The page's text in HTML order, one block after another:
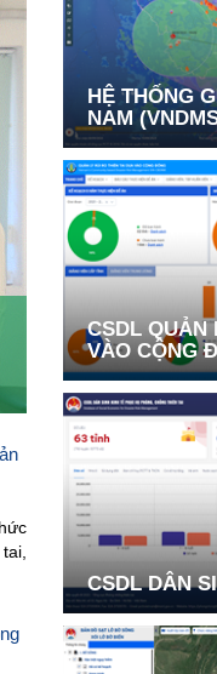
HỆ THỐNG
NAM
CSDL QUẢN
VÀO CỘNG
CSDL DÂN